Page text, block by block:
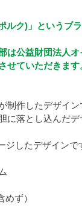
ルク)」というブ
は公益財団法人
せていただきます
制作したデザイン
に落とし込んだ
ジしたデザインで
ず）